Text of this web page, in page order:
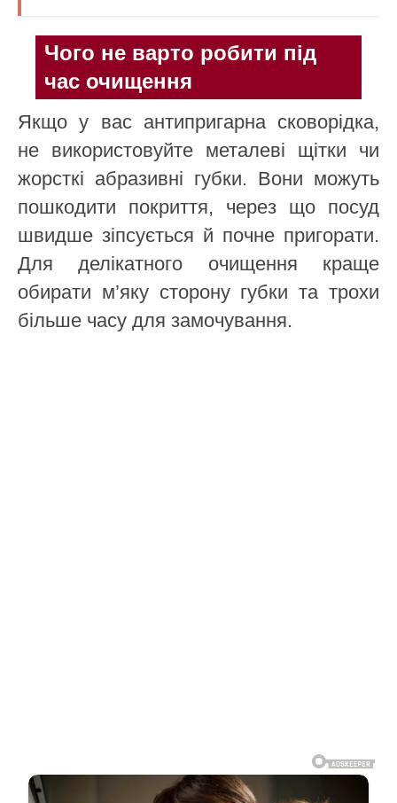
Чого не варто робити під
час очищення
Якщо у вас антипригарна сковорідка,
не використовуйте металеві щітки чи
жорсткі абразивні губки. Вони можуть
пошкодити покриття, через що посуд
швидше зіпсується й почне пригорати.
Для делікатного очищення краще
обирати м’яку сторону губки та трохи
більше часу для замочування.